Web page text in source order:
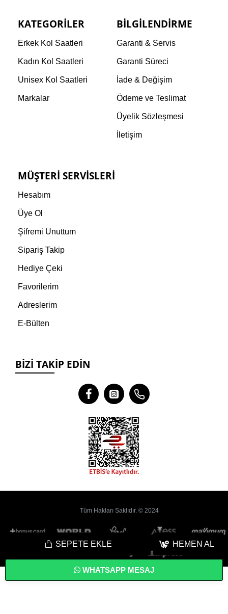
SEPETE EKLE HEMEN AL
WHATSAPP MESAJ
KATEGORILER
Erkek Kol Saatleri
Kadın Kol Saatleri
Unisex Kol Saatleri
Markalar
BILGILENDIRME
Garanti & Servis
Garanti Süreci
İade & Değişim
Ödeme ve Teslimat
Üyelik Sözleşmesi
İletişim
MÜŞTERI SERVISLERI
Hesabım
Üye Ol
Şifremi Unuttum
Sipariş Takip
Hediye Çeki
Favorilerim
Adreslerim
E-Bülten
BIZI TAKIP EDIN
Tüm Hakları Saklıdır. © 2024